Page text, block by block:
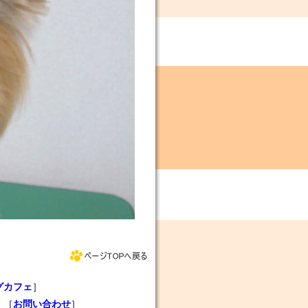
カフェ ］
［ お問い合わせ］